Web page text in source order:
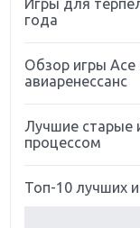
Игры для
года
Обзор игры Ace
авиаренессанс
Лучшие старые
процессом
Топ-10 лучших